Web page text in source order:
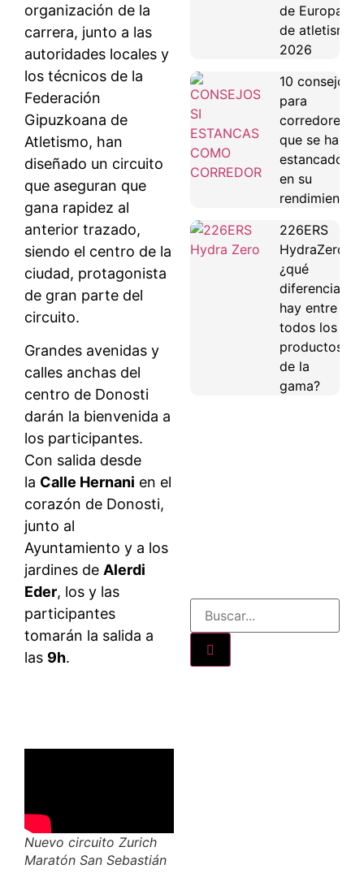
organización de la
carrera, junto a las
autoridades locales y
los técnicos de la
Federación
Gipuzkoana de
Atletismo, han
diseñado un circuito
que aseguran que
gana rapidez al
anterior trazado,
siendo el centro de la
ciudad, protagonista
de gran parte del
circuito.
Grandes avenidas y
calles anchas del
centro de Donosti
darán la bienvenida a
los participantes.
Con salida desde
la Calle Hernani en el
corazón de Donosti,
junto al
Ayuntamiento y a los
jardines de Alerdi
Eder, los y las
participantes
tomarán la salida a
las 9h.
Nuevo circuito Zurich
Maratón San Sebastián
de Europa
de atletismo
2026
10 consejos
para
corredores
que se han
estancado
en su
rendimiento
226ERS
HydraZero:
¿qué
diferencias
hay entre
todos los
productos
de la
gama?